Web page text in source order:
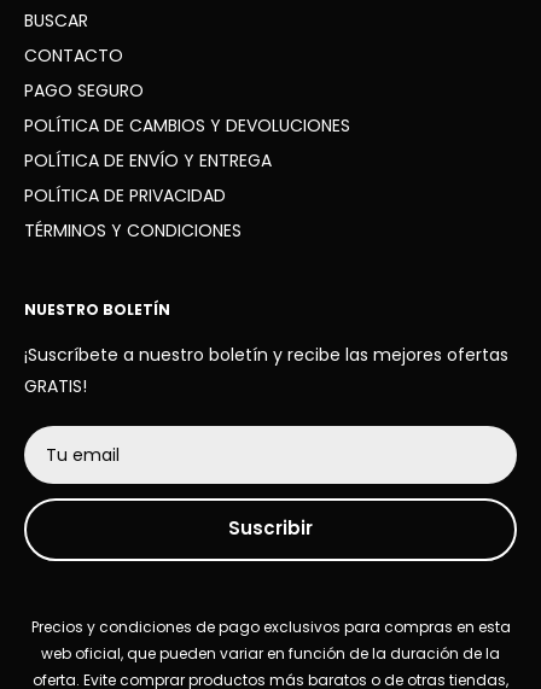
WhatsApp: +34 936 41 91 63
BUSCAR
CONTACTO
PAGO SEGURO
POLÍTICA DE CAMBIOS Y DEVOLUCIONES
POLÍTICA DE ENVÍO Y ENTREGA
POLÍTICA DE PRIVACIDAD
TÉRMINOS Y CONDICIONES
NUESTRO BOLETÍN
¡Suscríbete a nuestro boletín y recibe las mejores ofertas
GRATIS!
Tu email
Suscribir
Precios y condiciones de pago exclusivos para compras en esta
web oficial, que pueden variar en función de la duración de la
oferta. Evite comprar productos más baratos o de otras tiendas,